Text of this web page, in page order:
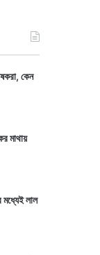
কেন
মাথায়
মধ্যেই লাল